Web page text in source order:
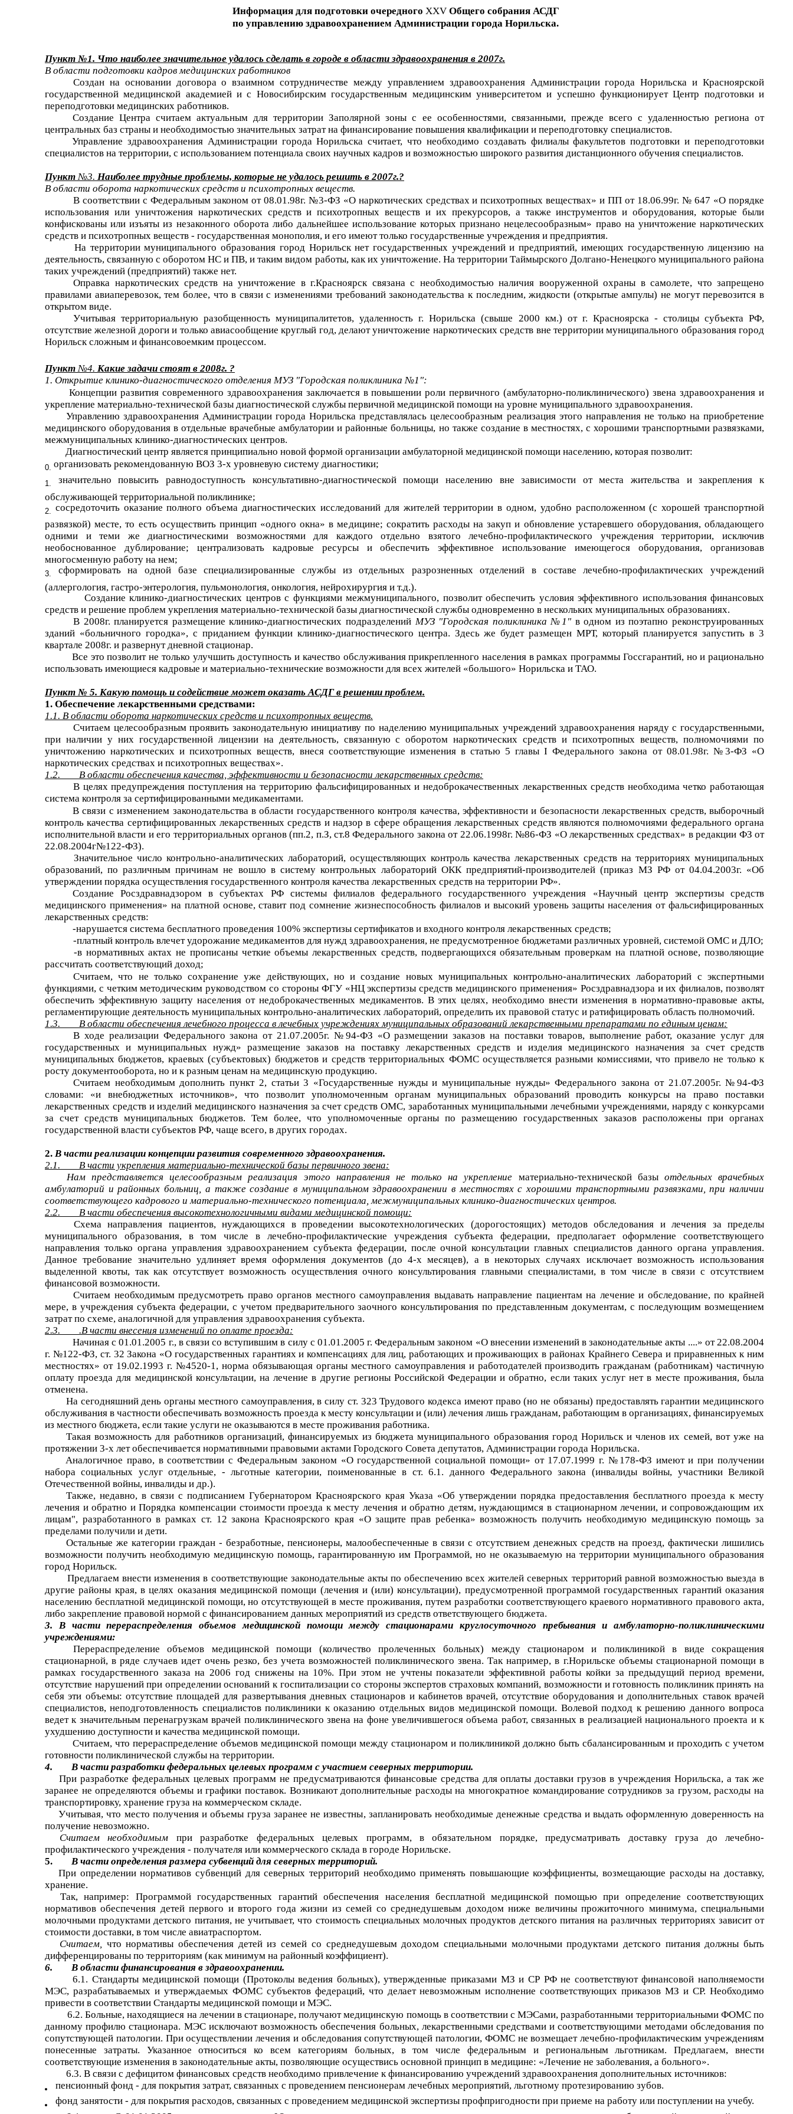
Информация для подготовки очередного XXV Общего собрания АСДГ
по управлению здравоохранением Администрации города Норильска.
Пункт №1. Что наиболее значительное удалось сделать в городе в области здравоохранения в 2007г.
В области подготовки кадров медицинских работников
Создан на основании договора о взаимном сотрудничестве между управлением здравоохранения Администрации города Норильска и Красноярской
государственной медицинской академией и с Новосибирским государственным медицинским университетом и успешно функционирует Центр подготовки и
переподготовки медицинских работников.
Создание Центра считаем актуальным для территории Заполярной зоны с ее особенностями, связанными, прежде всего с удаленностью региона от
центральных баз страны и необходимостью значительных затрат на финансирование повышения квалификации и переподготовку специалистов.
Управление здравоохранения Администрации города Норильска считает, что необходимо создавать филиалы факультетов подготовки и переподготовки
специалистов на территории, с использованием потенциала своих научных кадров и возможностью широкого развития дистанционного обучения специалистов.
Пункт№3. Наиболее трудные проблемы, которые не удалось решить в 2007г.?
В области оборота наркотических средств и психотропных веществ.
В соответствии с Федеральным законом от 08.01.98г. №3-ФЗ «О наркотических средствах и психотропных веществах» и ПП от 18.06.99г. № 647 «О порядке
использования или уничтожения наркотических средств и психотропных веществ и их прекурсоров, а также инструментов и оборудования, которые были
конфискованы или изъяты из незаконного оборота либо дальнейшее использование которых признано нецелесообразным» право на уничтожение наркотических
средств и психотропных веществ - государственная монополия, и его имеют только государственные учреждения и предприятия.
На территории муниципального образования город Норильск нет государственных учреждений и предприятий, имеющих государственную лицензию на
деятельность, связанную с оборотом НС и ПВ, и таким видом работы, как их уничтожение. На территории Таймырского Долгано-Ненецкого муниципального района
таких учреждений (предприятий) также нет.
Оправка наркотических средств на уничтожение в г.Красноярск связана с необходимостью наличия вооруженной охраны в самолете, что запрещено
правилами авиаперевозок, тем более, что в связи с изменениями требований законодательства к последним, жидкости (открытые ампулы) не могут перевозится в
открытом виде.
Учитывая территориальную разобщенность муниципалитетов, удаленность г. Норильска (свыше 2000 км.) от г. Красноярска - столицы субъекта РФ,
отсутствие железной дороги и только авиасообщение круглый год, делают уничтожение наркотических средств вне территории муниципального образования город
Норильск сложным и финансовоемким процессом.
Пункт№4. Какие задачи стоят в 2008г. ?
1. Открытие клинико-диагностического отделения МУЗ "Городская поликлиника №1":
Концепции развития современного здравоохранения заключается в повышении роли первичного (амбулаторно-поликлинического) звена здравоохранения и
укрепление материально-технической базы диагностической службы первичной медицинской помощи на уровне муниципального здравоохранения.
Управлению здравоохранения Администрации города Норильска представлялась целесообразным реализация этого направления не только на приобретение
медицинского оборудования в отдельные врачебные амбулатории и районные больницы, но также создание в местностях, с хорошими транспортными развязками,
межмуниципальных клинико-диагностических центров.
Диагностический центр является принципиально новой формой организации амбулаторной медицинской помощи населению, которая позволит:
организовать рекомендованную ВОЗ 3-х уровневую систему диагностики;
значительно повысить равнодоступность консультативно-диагностической помощи населению вне зависимости от места жительства и закрепления к
обслуживающей территориальной поликлинике;
сосредоточить оказание полного объема диагностических исследований для жителей территории в одном, удобно расположенном (с хорошей транспортной
развязкой) месте, то есть осуществить принцип «одного окна» в медицине; сократить расходы на закуп и обновление устаревшего оборудования, обладающего
одними и теми же диагностическими возможностями для каждого отдельно взятого лечебно-профилактического учреждения территории, исключив
необоснованное дублирование; централизовать кадровые ресурсы и обеспечить эффективное использование имеющегося оборудования, организовав
многосменную работу на нем;
сформировать на одной базе специализированные службы из отдельных разрозненных отделений в составе лечебно-профилактических учреждений
(аллергология, гастро-энтерология, пульмонология, онкология, нейрохирургия и т.д.).
Создание клинико-диагностических центров с функциями межмуниципального, позволит обеспечить условия эффективного использования финансовых
средств и решение проблем укрепления материально-технической базы диагностической службы одновременно в нескольких муниципальных образованиях.
В 2008г. планируется размещение клинико-диагностических подразделений МУЗ "Городская поликлиника №1" в одном из поэтапно реконструированных
зданий «больничного городка», с приданием функции клинико-диагностического центра. Здесь же будет размещен МРТ, который планируется запустить в 3
квартале 2008г. и развернут дневной стационар.
Все это позволит не только улучшить доступность и качество обслуживания прикрепленного населения в рамках программы Госсгарантий, но и рационально
использовать имеющиеся кадровые и материально-технические возможности для всех жителей «большого» Норильска и ТАО.
Пункт № 5. Какую помощь и содействие может оказать АСДГ в решении проблем.
1. Обеспечение лекарственными средствами:
1.1. В области оборота наркотических средств и психотропных веществ.
Считаем целесообразным проявить законодательную инициативу по наделению муниципальных учреждений здравоохранения наряду с государственными,
при наличии у них государственной лицензии на деятельность, связанную с оборотом наркотических средств и психотропных веществ, полномочиями по
уничтожению наркотических и психотропных веществ, внеся соответствующие изменения в статью 5 главы I Федерального закона от 08.01.98г. №3-ФЗ «О
наркотических средствах и психотропных веществах».
1.2. В области обеспечения качества, эффективности и безопасности лекарственных средств:
В целях предупреждения поступления на территорию фальсифицированных и недоброкачественных лекарственных средств необходима четко работающая
система контроля за сертифицированными медикаментами.
В связи с изменением законодательства в области государственного контроля качества, эффективности и безопасности лекарственных средств, выборочный
контроль качества сертифицированных лекарственных средств и надзор в сфере обращения лекарственных средств являются полномочиями федерального органа
исполнительной власти и его территориальных органов (пп.2, п.З, ст.8 Федерального закона от 22.06.1998г. №86-ФЗ «О лекарственных средствах» в редакции ФЗ от
22.08.2004г№122-ФЗ).
Значительное число контрольно-аналитических лабораторий, осуществляющих контроль качества лекарственных средств на территориях муниципальных
образований, по различным причинам не вошло в систему контрольных лабораторий ОКК предприятий-производителей (приказ МЗ РФ от 04.04.2003г. «Об
утверждении порядка осуществления государственного контроля качества лекарственных средств на территории РФ».
Создание Росздравнадзором в субъектах РФ системы филиалов федерального государственного учреждения «Научный центр экспертизы средств
медицинского применения» на платной основе, ставит под сомнение жизнеспособность филиалов и высокий уровень защиты населения от фальсифицированных
лекарственных средств:
-нарушается система бесплатного проведения 100% экспертизы сертификатов и входного контроля лекарственных средств;
-платный контроль влечет удорожание медикаментов для нужд здравоохранения, не предусмотренное бюджетами различных уровней, системой ОМС и ДЛО;
-в нормативных актах не прописаны четкие объемы лекарственных средств, подвергающихся обязательным проверкам на платной основе, позволяющие
рассчитать соответствующий доход;
Считаем, что не только сохранение уже действующих, но и создание новых муниципальных контрольно-аналитических лабораторий с экспертными
функциями, с четким методическим руководством со стороны ФГУ «НЦ экспертизы средств медицинского применения» Росздравнадзора и их филиалов, позволят
обеспечить эффективную защиту населения от недоброкачественных медикаментов. В этих целях, необходимо внести изменения в нормативно-правовые акты,
регламентирующие деятельность муниципальных контрольно-аналитических лабораторий, определить их правовой статус и ратифицировать область полномочий.
1.3. В области обеспечения лечебного процесса в лечебных учреждениях муниципальных образований лекарственными препаратами по единым ценам:
В ходе реализации Федерального закона от 21.07.2005г. №94-ФЗ «О размещении заказов на поставки товаров, выполнение работ, оказание услуг для
государственных и муниципальных нужд» размещение заказов на поставку лекарственных средств и изделия медицинского назначения за счет средств
муниципальных бюджетов, краевых (субъектовых) бюджетов и средств территориальных ФОМС осуществляется разными комиссиями, что привело не только к
росту документооборота, но и к разным ценам на медицинскую продукцию.
Считаем необходимым дополнить пункт 2, статьи 3 «Государственные нужды и муниципальные нужды» Федерального закона от 21.07.2005г. №94-ФЗ
словами: «и внебюджетных источников», что позволит уполномоченным органам муниципальных образований проводить конкурсы на право поставки
лекарственных средств и изделий медицинского назначения за счет средств ОМС, заработанных муниципальными лечебными учреждениями, наряду с конкурсами
за счет средств муниципальных бюджетов. Тем более, что уполномоченные органы по размещению государственных заказов расположены при органах
государственной власти субъектов РФ, чаще всего, в других городах.
2. В части реализации концепции развития современного здравоохранения.
2.1. В части укрепления материально-технической базы первичного звена:
Нам представляется целесообразным реализация этого направления не только на укрепление материально-технической базы отдельных врачебных
амбулаторий и районных больниц, а также создание в муниципальном здравоохранении в местностях с хорошими транспортными развязками, при наличии
соответствующего кадрового и материально-технического потенциала, межмуниципальных клинико-диагностических центров.
2.2. В части обеспечения высокотехнологичными видами медицинской помощи:
Схема направления пациентов, нуждающихся в проведении высокотехнологических (дорогостоящих) методов обследования и лечения за пределы
муниципального образования, в том числе в лечебно-профилактические учреждения субъекта федерации, предполагает оформление соответствующего
направления только органа управления здравоохранением субъекта федерации, после очной консультации главных специалистов данного органа управления.
Данное требование значительно удлиняет время оформления документов (до 4-х месяцев), а в некоторых случаях исключает возможность использования
выделенной квоты, так как отсутствует возможность осуществления очного консультирования главными специалистами, в том числе в связи с отсутствием
финансовой возможности.
Считаем необходимым предусмотреть право органов местного самоуправления выдавать направление пациентам на лечение и обследование, по крайней
мере, в учреждения субъекта федерации, с учетом предварительного заочного консультирования по представленным документам, с последующим возмещением
затрат по схеме, аналогичной для управления здравоохранения субъекта.
2.3. .В части внесения изменений по оплате проезда:
Начиная с 01.01.2005 г., в связи со вступившим в силу с 01.01.2005 г. Федеральным законом «О внесении изменений в законодательные акты ....» от 22.08.2004
г. №122-ФЗ, ст. 32 Закона «О государственных гарантиях и компенсациях для лиц, работающих и проживающих в районах Крайнего Севера и приравненных к ним
местностях» от 19.02.1993 г. №4520-1, норма обязывающая органы местного самоуправления и работодателей производить гражданам (работникам) частичную
оплату проезда для медицинской консультации, на лечение в другие регионы Российской Федерации и обратно, если таких услуг нет в месте проживания, была
отменена.
На сегодняшний день органы местного самоуправления, в силу ст. 323 Трудового кодекса имеют право (но не обязаны) предоставлять гарантии медицинского
обслуживания в частности обеспечивать возможность проезда к месту консультации и (или) лечения лишь гражданам, работающим в организациях, финансируемых
из местного бюджета, если такие услуги не оказываются в месте проживания работника.
Такая возможность для работников организаций, финансируемых из бюджета муниципального образования город Норильск и членов их семей, вот уже на
протяжении 3-х лет обеспечивается нормативными правовыми актами Городского Совета депутатов, Администрации города Норильска.
Аналогичное право, в соответствии с Федеральным законом «О государственной социальной помощи» от 17.07.1999 г. №178-ФЗ имеют и при получении
набора социальных услуг отдельные, - льготные категории, поименованные в ст. 6.1. данного Федерального закона (инвалиды войны, участники Великой
Отечественной войны, инвалиды и др.).
Также, недавно, в связи с подписанием Губернатором Красноярского края Указа «Об утверждении порядка предоставления бесплатного проезда к месту
лечения и обратно и Порядка компенсации стоимости проезда к месту лечения и обратно детям, нуждающимся в стационарном лечении, и сопровождающим их
лицам", разработанного в рамках ст. 12 закона Красноярского края «О защите прав ребенка» возможность получить необходимую медицинскую помощь за
пределами получили и дети.
Остальные же категории граждан - безработные, пенсионеры, малообеспеченные в связи с отсутствием денежных средств на проезд, фактически лишились
возможности получить необходимую медицинскую помощь, гарантированную им Программой, но не оказываемую на территории муниципального образования
город Норильск.
Предлагаем внести изменения в соответствующие законодательные акты по обеспечению всех жителей северных территорий равной возможностью выезда в
другие районы края, в целях оказания медицинской помощи (лечения и (или) консультации), предусмотренной программой государственных гарантий оказания
населению бесплатной медицинской помощи, но отсутствующей в месте проживания, путем разработки соответствующего краевого нормативного правового акта,
либо закрепление правовой нормой с финансированием данных мероприятий из средств ответствующего бюджета.
3. В части перераспределения объемов медицинской помощи между стационарами круглосуточного пребывания и амбулаторно-поликлиническими
учреждениями:
Перераспределение объемов медицинской помощи (количество пролеченных больных) между стационаром и поликлиникой в виде сокращения
стационарной, в ряде случаев идет очень резко, без учета возможностей поликлинического звена. Так например, в г.Норильске объемы стационарной помощи в
рамках государственного заказа на 2006 год снижены на 10%. При этом не учтены показатели эффективной работы койки за предыдущий период времени,
отсутствие нарушений при определении оснований к госпитализации со стороны экспертов страховых компаний, возможности и готовность поликлиник принять на
себя эти объемы: отсутствие площадей для развертывания дневных стационаров и кабинетов врачей, отсутствие оборудования и дополнительных ставок врачей
специалистов, неподготовленность специалистов поликлиники к оказанию отдельных видов медицинской помощи. Волевой подход к решению данного вопроса
ведет к значительным перенагрузкам врачей поликлинического звена на фоне увеличившегося объема работ, связанных в реализацией национального проекта и к
ухудшению доступности и качества медицинской помощи.
Считаем, что перераспределение объемов медицинской помощи между стационаром и поликлиникой должно быть сбалансированным и проходить с учетом
готовности поликлинической службы на территории.
4. В части разработки федеральных целевых программ с участием северных территории.
При разработке федеральных целевых программ не предусматриваются финансовые средства для оплаты доставки грузов в учреждения Норильска, а так же
заранее не определяются объемы и графики поставок. Возникают дополнительные расходы на многократное командирование сотрудников за грузом, расходы на
транспортировку, хранение груза на коммерческом складе.
Учитывая, что место получения и объемы груза заранее не известны, запланировать необходимые денежные средства и выдать оформленную доверенность на
получение невозможно.
Считаем необходимым при разработке федеральных целевых программ, в обязательном порядке, предусматривать доставку груза до лечебно-
профилактического учреждения - получателя или коммерческого склада в городе Норильске.
5. В части определения размера субвенций для северных территорий.
При определении нормативов субвенций для северных территорий необходимо применять повышающие коэффициенты, возмещающие расходы на доставку,
хранение.
Так, например: Программой государственных гарантий обеспечения населения бесплатной медицинской помощью при определение соответствующих
нормативов обеспечения детей первого и второго года жизни из семей со среднедушевым доходом ниже величины прожиточного минимума, специальными
молочными продуктами детского питания, не учитывает, что стоимость специальных молочных продуктов детского питания на различных территориях зависит от
стоимости доставки, в том числе авиатраспортом.
Считаем, что нормативы обеспечения детей из семей со среднедушевым доходом специальными молочными продуктами детского питания должны быть
дифференцированы по территориям (как минимум на районный коэффициент).
6. В области финансирования в здравоохранении.
6.1. Стандарты медицинской помощи (Протоколы ведения больных), утвержденные приказами МЗ и СР РФ не соответствуют финансовой наполняемости
МЭС, разрабатываемых и утверждаемых ФОМС субъектов федераций, что делает невозможным исполнение соответствующих приказов МЗ и СР. Необходимо
привести в соответствии Стандарты медицинской помощи и МЭС.
6.2. Больные, находящиеся на лечении в стационаре, получают медицинскую помощь в соответствии с МЭСами, разработанными территориальными ФОМС по
данному профилю стационара. МЭС исключают возможность обеспечения больных, лекарственными средствами и соответствующими методами обследования по
сопутствующей патологии. При осуществлении лечения и обследования сопутствующей патологии, ФОМС не возмещает лечебно-профилактическим учреждениям
понесенные затраты. Указанное относиться ко всем категориям больных, в том числе федеральным и региональным льготникам. Предлагаем, внести
соответствующие изменения в законодательные акты, позволяющие осуществись основной принцип в медицине: «Лечение не заболевания, а больного».
6.3. В связи с дефицитом финансовых средств необходимо привлечение к финансированию учреждений здравоохранения дополнительных источников:
пенсионный фонд - для покрытия затрат, связанных с проведением пенсионерам лечебных мероприятий, льготному протезированию зубов.
фонд занятости - для покрытия расходов, связанных с проведением медицинской экспертизы профпригодности при приеме на работу или поступлении на учебу.